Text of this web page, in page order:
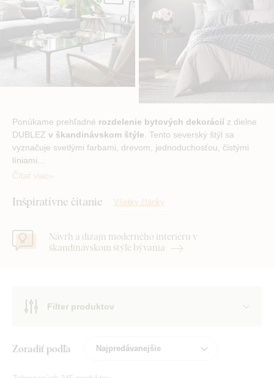
Ponúkame prehľadné rozdelenie bytových dekorácií z dielne
DUBLEZ v škandinávskom štýle . Tento severský štýl sa
vyznačuje svetlými farbami, drevom, jednoduchosťou, čistými
líniami…
Čítať viac
Inšpiratívne čítanie Všetky články
Návrh a dizajn moderného interiéru v
škandinávskom štýle bývania
Filter produktov
Zoradiť podľa